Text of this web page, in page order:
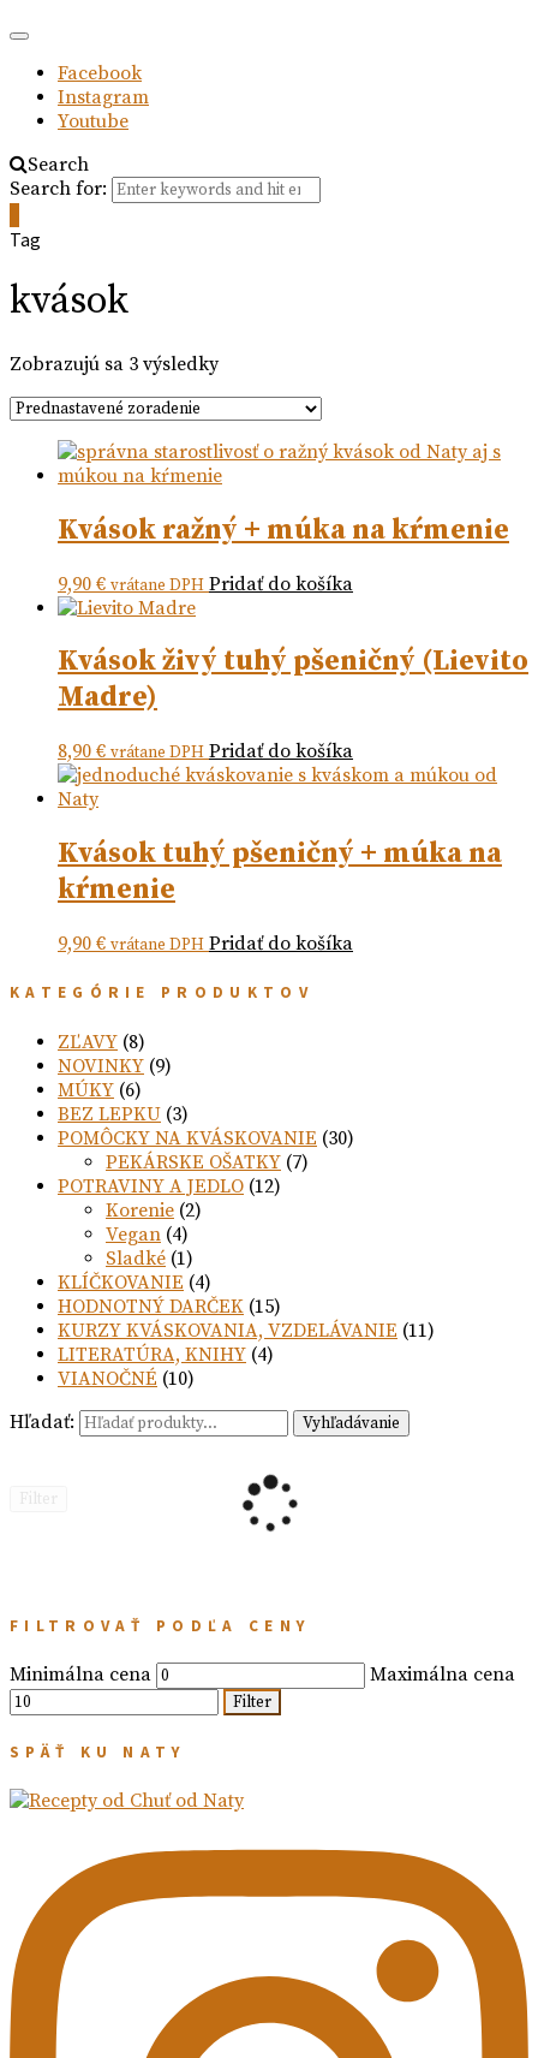
Facebook
Instagram
Youtube
Search
Search for:
Tag
kvások
Zobrazujú sa 3 výsledky
Kvások ražný + múka na kŕmenie
9,90 € vrátane DPH Pridať do košíka
Kvások živý tuhý pšeničný (Lievito
Madre)
8,90 € vrátane DPH Pridať do košíka
Kvások tuhý pšeničný + múka na
kŕmenie
9,90 € vrátane DPH Pridať do košíka
KATEGÓRIE PRODUKTOV
ZĽAVY (8)
NOVINKY (9)
MÚKY (6)
BEZ LEPKU (3)
POMÔCKY NA KVÁSKOVANIE (30)
PEKÁRSKE OŠATKY (7)
POTRAVINY A JEDLO (12)
Korenie (2)
Vegan (4)
Sladké (1)
KLÍČKOVANIE (4)
HODNOTNÝ DARČEK (15)
KURZY KVÁSKOVANIA, VZDELÁVANIE (11)
LITERATÚRA, KNIHY (4)
VIANOČNÉ (10)
Hľadať:
Vyhľadávanie
FILTROVAŤ PODĽA CENY
Minimálna cena Maximálna cena
Filter
SPÄŤ KU NATY